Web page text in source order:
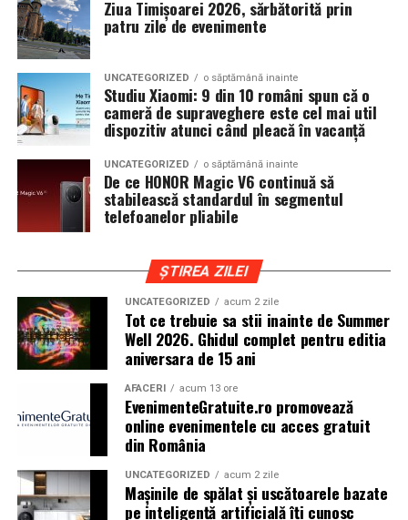
De ce conteaza tipul de anvelopa la evenimentele din
Cluj
Clujul este un oras in care vremea poate fi imprevizibila,
iar drumurile din imprejurimi includ atat zone urbane,
cat si trasee montane sau colinare. O masina pregatita
de show trebuie sa ajunga la eveniment in siguranta si
fara probleme, indiferent de conditiile de drum.
Din acest motiv, tipul de anvelopa ales devine extrem de
important. Anvelopele care ofera aderenta constanta,
stabilitate si un aspect echilibrat sunt preferate de cei
care nu doresc sa transforme masina intr-un obiect
static. In acest sens, alegerea unoranvelope all season
175 65 r14poate fi potrivita pentru multe proiecte
prezente la evenimentele locale, in special pentru
masinile compacte sau clasice.
Pozitia masinii si rolul anvelopelor
La un show auto, pozitia masinii este analizata atent.
Cat de jos sta masina, cum se aliniaza roata cu aripa si ce
impact vizual are ansamblul sunt detalii care pot face
Ziua Timișoarei 2026, sărbătorită prin
patru zile de evenimente
UNCATEGORIZED o săptămână inainte
Studiu Xiaomi: 9 din 10 români spun că o
cameră de supraveghere este cel mai util
dispozitiv atunci când pleacă în vacanță
UNCATEGORIZED o săptămână inainte
De ce HONOR Magic V6 continuă să
stabilească standardul în segmentul
telefoanelor pliabile
ȘTIREA ZILEI
UNCATEGORIZED acum 2 zile
Tot ce trebuie sa stii inainte de Summer
Well 2026. Ghidul complet pentru editia
aniversara de 15 ani
AFACERI acum 13 ore
EvenimenteGratuite.ro promovează
online evenimentele cu acces gratuit
din România
UNCATEGORIZED acum 2 zile
Mașinile de spălat și uscătoarele bazate
pe inteligență artificială îți cunosc